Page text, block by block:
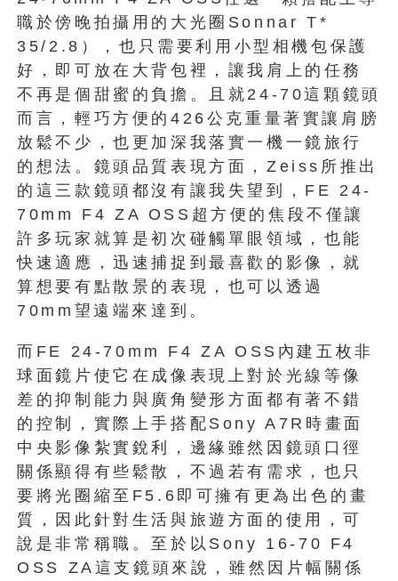
職於傍晚拍攝用的大光圈Sonnar T*
35/2.8），也只需要利用小型相機包保護
好，即可放在大背包裡，讓我肩上的任務
不再是個甜蜜的負擔。且就24-70這顆鏡頭
而言，輕巧方便的426公克重量著實讓肩膀
放鬆不少，也更加深我落實一機一鏡旅行
的想法。鏡頭品質表現方面，Zeiss所推出
的這三款鏡頭都沒有讓我失望到，FE 24-
70mm F4 ZA OSS超方便的焦段不僅讓
許多玩家就算是初次碰觸單眼領域，也能
快速適應，迅速捕捉到最喜歡的影像，就
算想要有點散景的表現，也可以透過
70mm望遠端來達到。
而FE 24-70mm F4 ZA OSS內建五枚非
球面鏡片使它在成像表現上對於光線等像
差的抑制能力與廣角變形方面都有著不錯
的控制，實際上手搭配Sony A7R時畫面
中央影像紮實銳利，邊緣雖然因鏡頭口徑
關係顯得有些鬆散，不過若有需求，也只
要將光圈縮至F5.6即可擁有更為出色的畫
質，因此針對生活與旅遊方面的使用，可
說是非常稱職。至於以Sony 16-70 F4
OSS ZA這支鏡頭來說，雖然因片幅關係